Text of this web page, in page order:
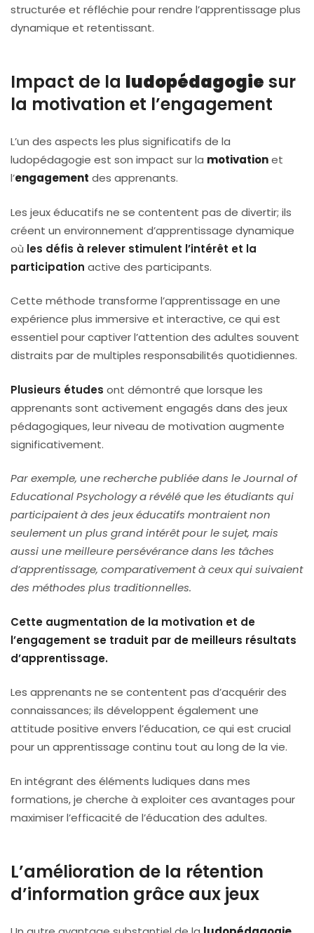
structurée et réfléchie pour rendre l’apprentissage plus
dynamique et retentissant.
Impact de la ludopédagogie sur
la motivation et l’engagement
L’un des aspects les plus significatifs de la
ludopédagogie est son impact sur la motivationet
l’engagement des apprenants.
Les jeux éducatifs ne se contentent pas de divertir; ils
créent un environnement d’apprentissage dynamique
où les défis à relever stimulent l’intérêt et la
participation active des participants.
Cette méthode transforme l’apprentissage en une
expérience plus immersive et interactive, ce qui est
essentiel pour captiver l’attention des adultes souvent
distraits par de multiples responsabilités quotidiennes.
Plusieurs études ont démontré que lorsque les
apprenants sont activement engagés dans des jeux
pédagogiques, leur niveau de motivation augmente
significativement.
Par exemple, une recherche publiée dans le Journal of
Educational Psychology a révélé que les étudiants qui
participaient à des jeux éducatifs montraient non
seulement un plus grand intérêt pour le sujet, mais
aussi une meilleure persévérance dans les tâches
d’apprentissage, comparativement à ceux qui suivaient
des méthodes plus traditionnelles.
Cette augmentation de la motivation et de
l’engagement se traduit par de meilleurs résultats
d’apprentissage.
Les apprenants ne se contentent pas d’acquérir des
connaissances; ils développent également une
attitude positive envers l’éducation, ce qui est crucial
pour un apprentissage continu tout au long de la vie.
En intégrant des éléments ludiques dans mes
formations, je cherche à exploiter ces avantages pour
maximiser l’efficacité de l’éducation des adultes.
L’amélioration de la rétention
d’information grâce aux jeux